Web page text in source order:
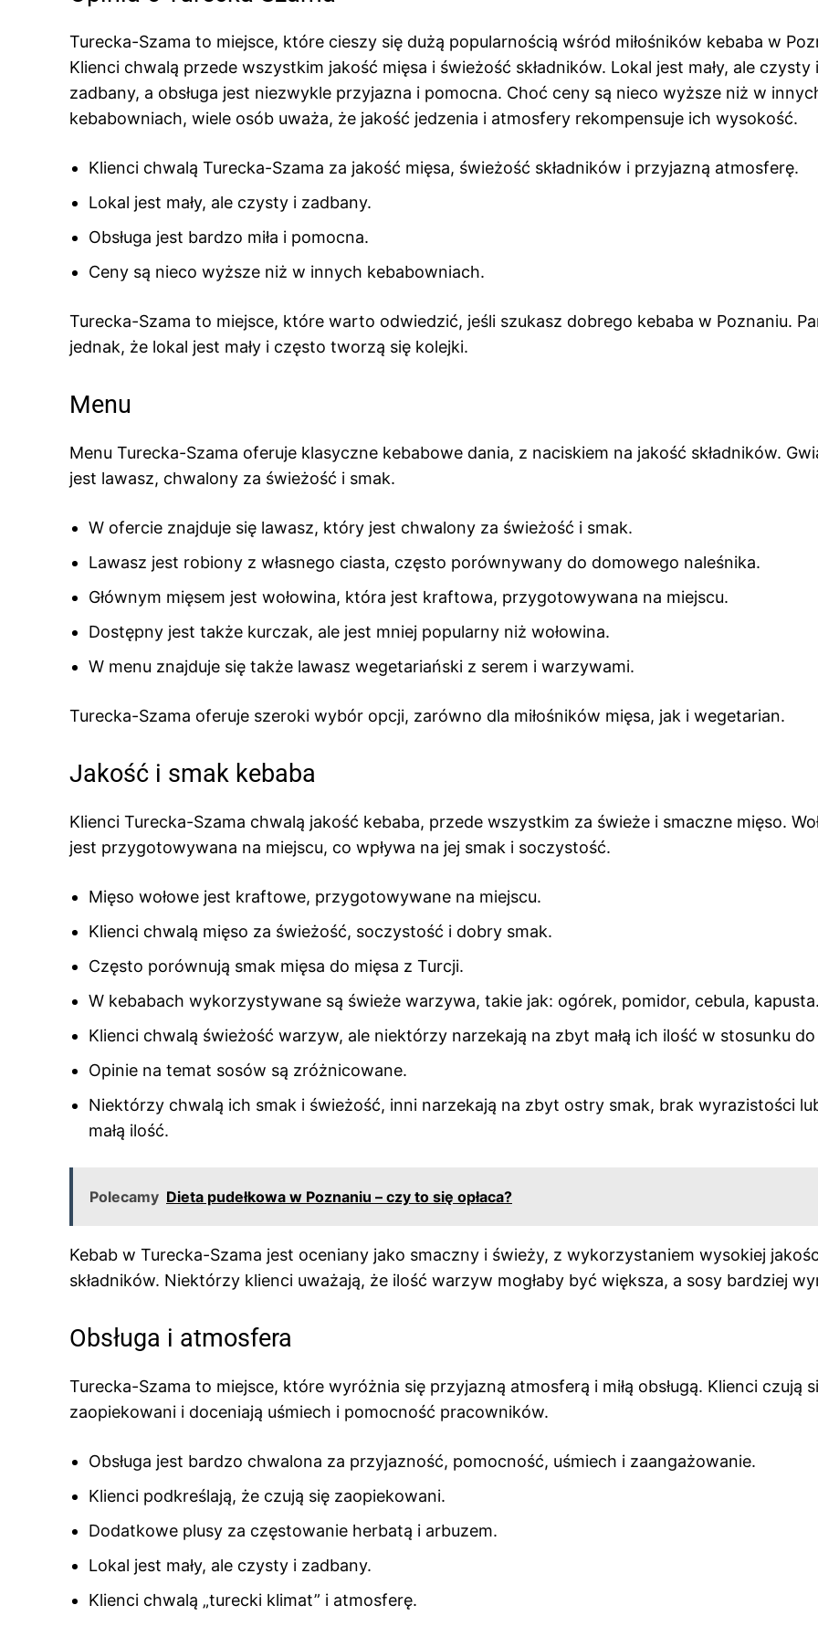
Turecka-Szama to miejsce, które cieszy się dużą popularnością wśród miłośników kebaba w
Klienci chwalą przede wszystkim jakość mięsa i świeżość składników. Lokal jest mały, ale czysty i
zadbany, a obsługa jest niezwykle przyjazna i pomocna. Choć ceny są nieco wyższe niż w
kebabowniach, wiele osób uważa, że jakość jedzenia i atmosfery rekompensuje ich wysokość.
Klienci chwalą Turecka-Szama za jakość mięsa, świeżość składników i przyjazną atmosferę.
Lokal jest mały, ale czysty i zadbany.
Obsługa jest bardzo miła i pomocna.
Ceny są nieco wyższe niż w innych kebabowniach.
Turecka-Szama to miejsce, które warto odwiedzić, jeśli szukasz dobrego kebaba w Poznaniu.
jednak, że lokal jest mały i często tworzą się kolejki.
Menu
Menu Turecka-Szama oferuje klasyczne kebabowe dania, z naciskiem na jakość składników.
jest lawasz, chwalony za świeżość i smak.
W ofercie znajduje się lawasz, który jest chwalony za świeżość i smak.
Lawasz jest robiony z własnego ciasta, często porównywany do domowego naleśnika.
Głównym mięsem jest wołowina, która jest kraftowa, przygotowywana na miejscu.
Dostępny jest także kurczak, ale jest mniej popularny niż wołowina.
W menu znajduje się także lawasz wegetariański z serem i warzywami.
Turecka-Szama oferuje szeroki wybór opcji, zarówno dla miłośników mięsa, jak i wegetarian.
Jakość i smak kebaba
Klienci Turecka-Szama chwalą jakość kebaba, przede wszystkim za świeże i smaczne mięso.
jest przygotowywana na miejscu, co wpływa na jej smak i soczystość.
Mięso wołowe jest kraftowe, przygotowywane na miejscu.
Klienci chwalą mięso za świeżość, soczystość i dobry smak.
Często porównują smak mięsa do mięsa z Turcji.
W kebabach wykorzystywane są świeże warzywa, takie jak: ogórek, pomidor, cebula, kapusta.
Klienci chwalą świeżość warzyw, ale niektórzy narzekają na zbyt małą ich ilość w stosunku do
Opinie na temat sosów są zróżnicowane.
Niektórzy chwalą ich smak i świeżość, inni narzekają na zbyt ostry smak, brak wyrazistości
małą ilość.
Polecamy Dieta pudełkowa w Poznaniu – czy to się opłaca?
Kebab w Turecka-Szama jest oceniany jako smaczny i świeży, z wykorzystaniem wysokiej
składników. Niektórzy klienci uważają, że ilość warzyw mogłaby być większa, a sosy bardziej
Obsługa i atmosfera
Turecka-Szama to miejsce, które wyróżnia się przyjazną atmosferą i miłą obsługą. Klienci czują
zaopiekowani i doceniają uśmiech i pomocność pracowników.
Obsługa jest bardzo chwalona za przyjazność, pomocność, uśmiech i zaangażowanie.
Klienci podkreślają, że czują się zaopiekowani.
Dodatkowe plusy za częstowanie herbatą i arbuzem.
Lokal jest mały, ale czysty i zadbany.
Klienci chwalą „turecki klimat” i atmosferę.